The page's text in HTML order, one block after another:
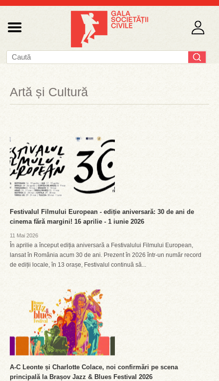
Artă și Cultură
Festivalul Filmului European - ediție aniversară: 30 de ani de
cinema fără margini! 16 aprilie - 1 iunie 2026
11 Mai 2026
În aprilie a început ediția aniversară a Festivalului Filmului European,
lansat în România acum 30 de ani. Prezent în 2026 într-un număr record
de ediții locale, în 13 orașe, Festivalul continuă să...
A-C Leonte și Charlotte Colace, noi confirmări pe scena
principală la Brașov Jazz & Blues Festival 2026